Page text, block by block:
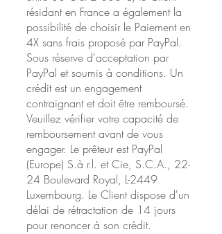
résidant en France a également la
possibilité de choisir le Paiement en
4X sans frais proposé par PayPal.
Sous réserve d'acceptation par
PayPal et soumis à conditions. Un
crédit est un engagement
contraignant et doit être remboursé.
Veuillez vérifier votre capacité de
remboursement avant de vous
engager. Le prêteur est PayPal
(Europe) S.à r.l. et Cie, S.C.A., 22-
24 Boulevard Royal, L-2449
Luxembourg. Le Client dispose d'un
délai de rétractation de 14 jours
pour renoncer à son crédit.